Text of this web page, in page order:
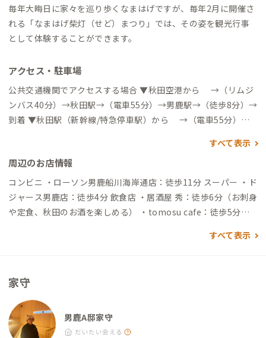
毎年大晦日に家々を巡り歩くなまはげですが、毎年2月に開催さ
れる「なまはげ柴灯（せど）まつり」では、その姿を観光行事
として体験することができます。
アクセス・駐車場
公共交通機関でアクセスする場合 ▼秋田空港から →（リムジ
ンバス40分）→秋田駅→（電車55分）→男鹿駅→（徒歩8分）→
到着 ▼秋田駅（新幹線/特急停車駅）から →（電車55分）→
空港から →（高速道35分）→昭和男鹿半島IC→（一般道25
分）→到着 ▼秋田駅（新幹線/特急停車駅）から →（一般道5
7分）→到着
すべて表示
周辺のお店情報
コンビニ ・ローソン男鹿船川海岸通店：徒歩11分 スーパー ・ド
ジャース男鹿店：徒歩4分 飲食店 ・居酒屋 秀：徒歩6分（お刺身
や定食、秋田のお酒を楽しめる） ・tomosu cafe：徒歩5分
が絶品、曜日によりモーニングも） ・ファミリーレストラン
るのからあげ定食や煮込みハンバーグ定食が定番で絶品、昼は
定食/夜は予約制の居酒屋） ・おがや：徒歩8分（男鹿塩ラーメ
ンは一度は食べてほしいこだわりの詰まったラーメン） 道の駅
・なまはげの里オガーレ：徒歩5分
すべて表示
家守
男鹿A邸家守
だいたい会える